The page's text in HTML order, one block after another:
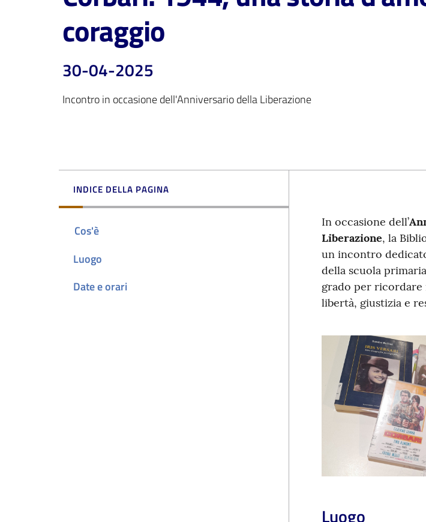
coraggio
30-04-2025
Incontro in occasione dell'Anniversario della Liberazione
INDICE DELLA PAGINA
Cos'è
Luogo
Date e orari
In occasione dell’
Liberazione, la
un incontro
della scuola
grado per ricordare
libertà, giustizia e
Luogo